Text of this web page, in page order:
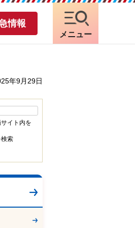
情報
メニュー
年9月29日
イト内を
索